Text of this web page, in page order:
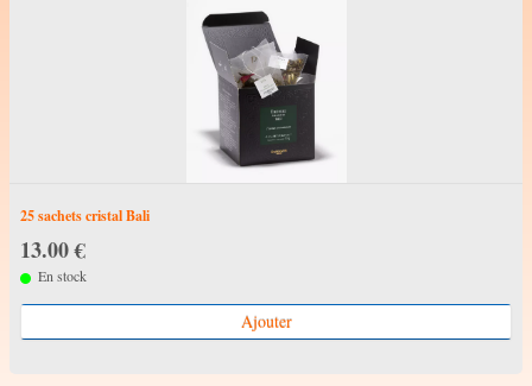
25 sachets cristal Bali
13.00 €
En stock
Ajouter